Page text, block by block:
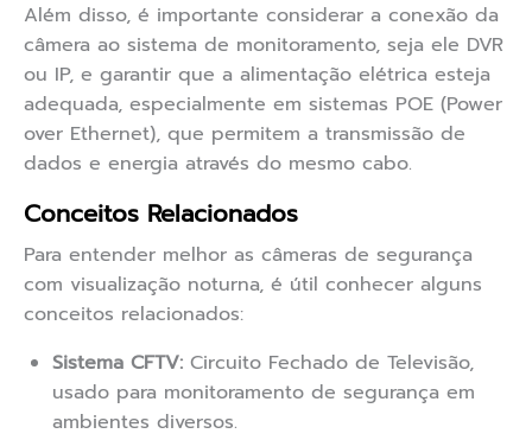
Além disso, é importante considerar a conexão da
câmera ao sistema de monitoramento, seja ele DVR
ou IP, e garantir que a alimentação elétrica esteja
adequada, especialmente em sistemas POE (Power
over Ethernet), que permitem a transmissão de
dados e energia através do mesmo cabo.
Conceitos Relacionados
Para entender melhor as câmeras de segurança
com visualização noturna, é útil conhecer alguns
conceitos relacionados:
Sistema CFTV: Circuito Fechado de Televisão,
usado para monitoramento de segurança em
ambientes diversos.